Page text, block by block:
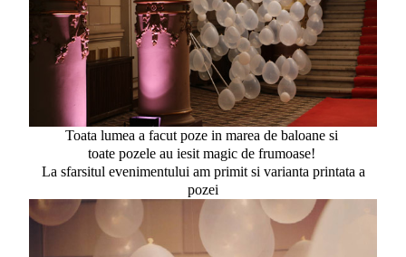
Toata lumea a facut poze in marea de baloane si
toate pozele au iesit magic de frumoase!
La sfarsitul evenimentului am primit si varianta printata a
pozei